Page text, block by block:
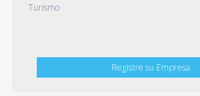
Turismo
Registre su Empresa